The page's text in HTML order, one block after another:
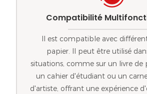
Compatibilité
Il est compatible avec
papier. Il peut être utilisé
situations, comme sur un livre de
un cahier d'étudiant ou un
d'artiste, offrant une expérience